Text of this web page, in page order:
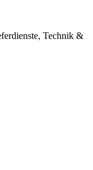
Technik &